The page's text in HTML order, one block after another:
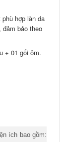
hợp làn da
đảm bảo theo
+ 01 gối ôm.
ích bao gồm: